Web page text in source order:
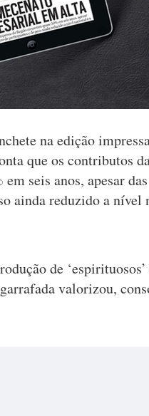
na edição
que os contributos
em seis anos, apesar
ainda reduzido a nível
de
valorizou,